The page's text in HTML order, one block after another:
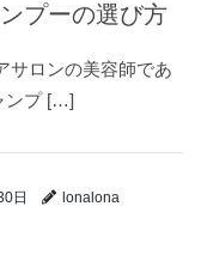
プーの選び方
サロンの美容師であ
ンプ […]
日 lonalona